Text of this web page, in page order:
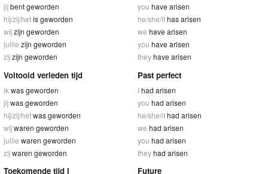
jijbent geworden
hij/zij/hetis geworden
wijzijn geworden
jullie zijn geworden
zijzijn geworden
you have arisen
he/she/ithas arisen
we have arisen
you have arisen
theyhave arisen
Voltooid verleden tijd
ik was geworden
jijwas geworden
hij/zij/hetwas geworden
wijwaren geworden
jullie waren geworden
zijwaren geworden
Past perfect
Ihad arisen
you had arisen
he/she/ithad arisen
we had arisen
you had arisen
theyhad arisen
Toekomende tijd I Future